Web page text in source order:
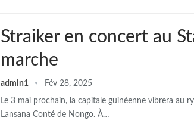
Straiker en concert au
marche
admin1 Fév 28, 2025
Le 3 mai prochain, la capitale guinéenne vibrera au
Lansana Conté de Nongo. À…